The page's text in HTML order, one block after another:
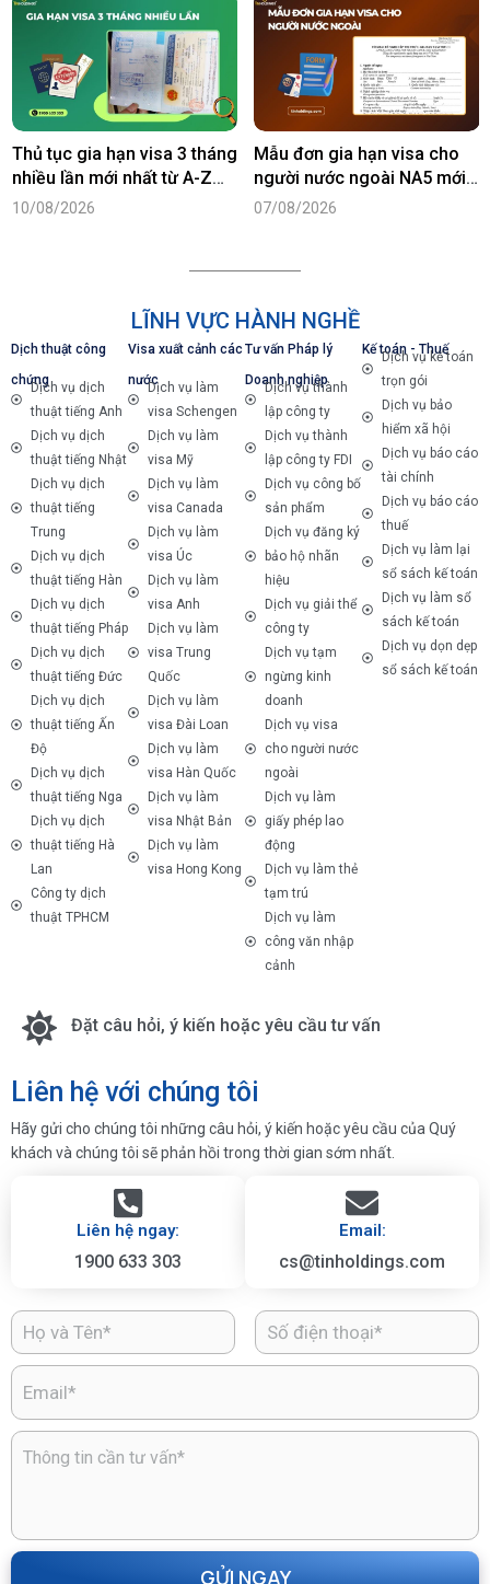
Thủ tục gia hạn visa 3 tháng
nhiều lần mới nhất từ A-Z
năm 2026
10/08/2026
Mẫu đơn gia hạn visa cho
người nước ngoài NA5 mới
nhất năm 2026
07/08/2026
LĨNH VỰC HÀNH NGHỀ
Dịch thuật công
chứngDịch vụ dịch
thuật tiếng Anh
Dịch vụ dịch
thuật tiếng Nhật
Dịch vụ dịch
thuật tiếng
Trung
Dịch vụ dịch
thuật tiếng Hàn
Dịch vụ dịch
thuật tiếng Pháp
Dịch vụ dịch
thuật tiếng Đức
Dịch vụ dịch
thuật tiếng Ấn
Độ
Dịch vụ dịch
thuật tiếng Nga
Dịch vụ dịch
thuật tiếng Hà
Lan
Công ty dịch
thuật TPHCM
Visa xuất cảnh các
nướcDịch vụ làm
visa Schengen
Dịch vụ làm
visa Mỹ
Dịch vụ làm
visa Canada
Dịch vụ làm
visa Úc
Dịch vụ làm
visa Anh
Dịch vụ làm
visa Trung
Quốc
Dịch vụ làm
visa Đài Loan
Dịch vụ làm
visa Hàn Quốc
Dịch vụ làm
visa Nhật Bản
Dịch vụ làm
visa Hong Kong
Tư vấn Pháp lý
Doanh nghiệp
Dịch vụ thành
lập công ty
Dịch vụ thành
lập công ty FDI
Dịch vụ công bố
sản phẩm
Dịch vụ đăng ký
bảo hộ nhãn
hiệu
Dịch vụ giải thể
công ty
Dịch vụ tạm
ngừng kinh
doanh
Dịch vụ visa
cho người nước
ngoài
Dịch vụ làm
giấy phép lao
động
Dịch vụ làm thẻ
tạm trú
Dịch vụ làm
công văn nhập
cảnh
Kế toán - Thuế
Dịch vụ kế toán
trọn gói
Dịch vụ bảo
hiểm xã hội
Dịch vụ báo cáo
tài chính
Dịch vụ báo cáo
thuế
Dịch vụ làm lại
sổ sách kế toán
Dịch vụ làm sổ
sách kế toán
Dịch vụ dọn dẹp
sổ sách kế toán
Đặt câu hỏi, ý kiến hoặc yêu cầu tư vấn
Liên hệ với chúng tôi
Hãy gửi cho chúng tôi những câu hỏi, ý kiến hoặc yêu cầu của Quý
khách và chúng tôi sẽ phản hồi trong thời gian sớm nhất.
Liên hệ ngay:
1900 633 303
Email:
cs@tinholdings.com